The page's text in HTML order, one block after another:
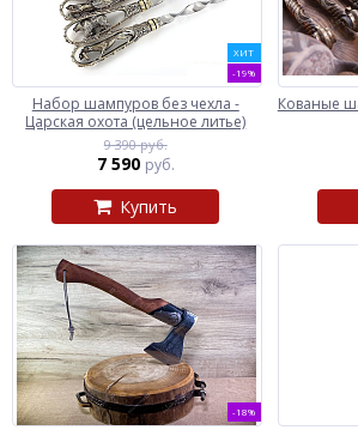
ХИТ
-19%
Набор шампуров без чехла -
Царская охота (цельное литье)
9 390 руб.
7 590 руб.
Купить
Кованые
-18%